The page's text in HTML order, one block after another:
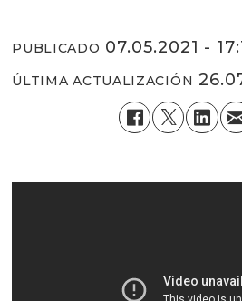
PUBLICADO 07.05.2021 -
ÚLTIMA ACTUALIZACIÓN